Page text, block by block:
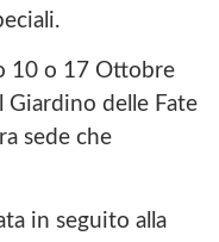
10 o 17 Ottobre
Giardino delle Fate
sede che
in seguito alla